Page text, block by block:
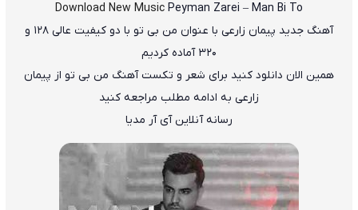
Download New Music Peyman Zarei – Man Bi To
آهنگ جدید پیمان زارعی با عنوان من بی تو
با دو کیفیت عالی ۱۲۸ و
۳۲۰ آماده کردیم
همین الان دانلود کنید برای شعر و تکست آهنگ من بی تو از پیمان
زارعی به ادامه مطلب مراجعه کنید
رسانه آنلاین آی آر مدیا